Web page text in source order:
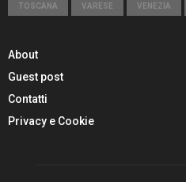
TOSCANA VARESE VENEZIA
About
Guest post
Contatti
Privacy e Cookie